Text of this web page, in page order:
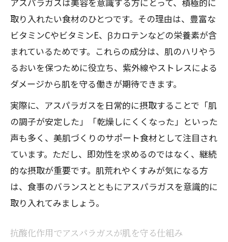
取り入れたい食材のひとつです。その理由は、豊富な
ビタミンCやビタミンE、βカロテンなどの栄養素が含
まれているためです。これらの成分は、肌のハリやう
るおいを保つために役立ち、紫外線やストレスによる
ダメージから肌を守る働きが期待できます。
実際に、アスパラガスを日常的に摂取することで「肌
の調子が安定した」「乾燥しにくくなった」といった
声も多く、美肌づくりのサポート食材として注目され
ています。ただし、即効性を求めるのではなく、継続
的な摂取が重要です。肌荒れやくすみが気になる方
は、食事のバランスとともにアスパラガスを意識的に
取り入れてみましょう。
抗酸化作用でアスパラガスが肌を守る仕組み